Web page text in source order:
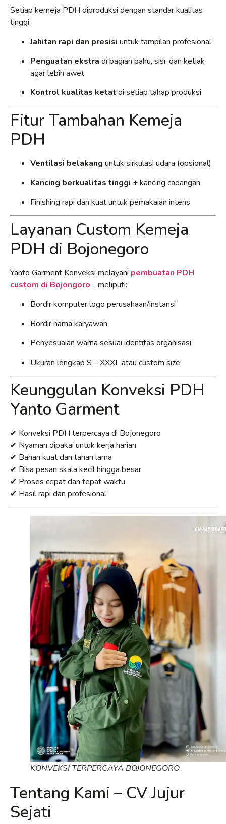
Setiap kemeja PDH diproduksi dengan standar kualitas
tinggi:
Jahitan rapi dan presisi untuk tampilan profesional
Penguatan ekstra di bagian bahu, sisi, dan ketiak
agar lebih awet
Kontrol kualitas ketat di setiap tahap produksi
Fitur Tambahan Kemeja
PDH
Ventilasi belakang untuk sirkulasi udara (opsional)
Kancing berkualitas tinggi + kancing cadangan
Finishing rapi dan kuat untuk pemakaian intens
Layanan Custom Kemeja
PDH di Bojonegoro
Yanto Garment Konveksi melayani pembuatan PDH
custom di Bojongoro , meliputi:
Bordir komputer logo perusahaan/instansi
Bordir nama karyawan
Penyesuaian warna sesuai identitas organisasi
Ukuran lengkap S – XXXL atau custom size
Keunggulan Konveksi PDH
Yanto Garment
✔ Konveksi PDH terpercaya di Bojonegoro
✔ Nyaman dipakai untuk kerja harian
✔ Bahan kuat dan tahan lama
✔ Bisa pesan skala kecil hingga besar
✔ Proses cepat dan tepat waktu
✔ Hasil rapi dan profesional
KONVEKSI TERPERCAYA BOJONEGORO
Tentang Kami – CV Jujur
Sejati